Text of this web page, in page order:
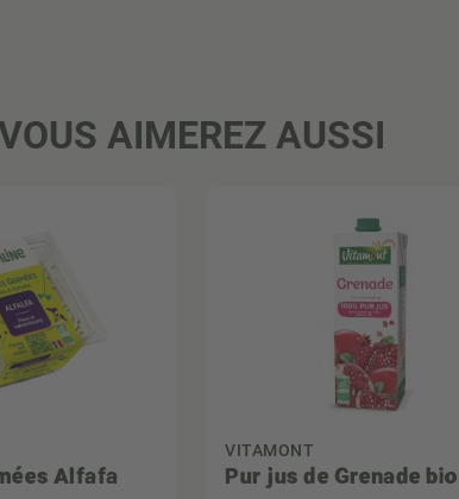
AIMEREZ AUSSI
Alfafa
VITAMONT
Pur jus de Grenade